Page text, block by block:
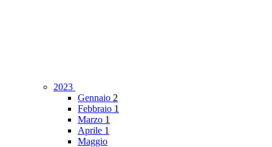
2023
Gennaio 2
Febbraio 1
Marzo 1
Aprile 1
Maggio